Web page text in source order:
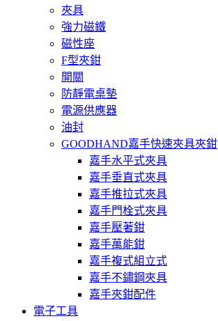
夾具
強力磁鐵
磁性座
F型夾鉗
開關
防靜電桌墊
電源供應器
油封
GOODHAND嘉手快速夾具夾鉗
嘉手水平式夾具
嘉手垂直式夾具
嘉手推拉式夾具
嘉手門栓式夾具
嘉手壓著鉗
嘉手萬能鉗
嘉手複式組立式
嘉手不鏽鋼夾具
嘉手夾鉗配件
電子工具